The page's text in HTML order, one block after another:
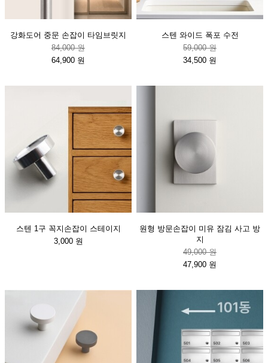
강화도어 중문 손잡이 타임브릿지
84,000 원
64,900 원
스텐 와이드 폭포 수전
59,000 원
34,500 원
스텐 1구 꼭지손잡이 스테이지
3,000 원
원형 방문손잡이 미유 잠김 사고 방
지
49,000 원
47,900 원